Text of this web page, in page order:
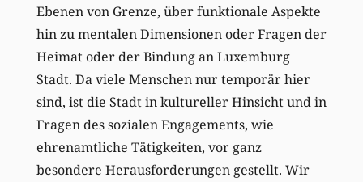
Ebenen von Grenze, über funktionale Aspekte
hin zu mentalen Dimensionen oder Fragen der
Heimat oder der Bindung an Luxemburg
Stadt. Da viele Menschen nur temporär hier
sind, ist die Stadt in kultureller Hinsicht und in
Fragen des sozialen Engagements, wie
ehrenamtliche Tätigkeiten, vor ganz
besondere Herausforderungen gestellt. Wir